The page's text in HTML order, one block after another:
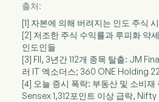
출처:
[1] 자본에 의해 버려지는 인도 주식
[2] 저조한 주식 수익률과 루피화 약
인도인들
[3] FII, 3년간 112개 종목 탈출: JM
러 IT 엑소더스; 360 ONE Holding
[4] 오늘 증시 폭락: 부동산 및 소비재
Sensex 1,312포인트 이상 급락,